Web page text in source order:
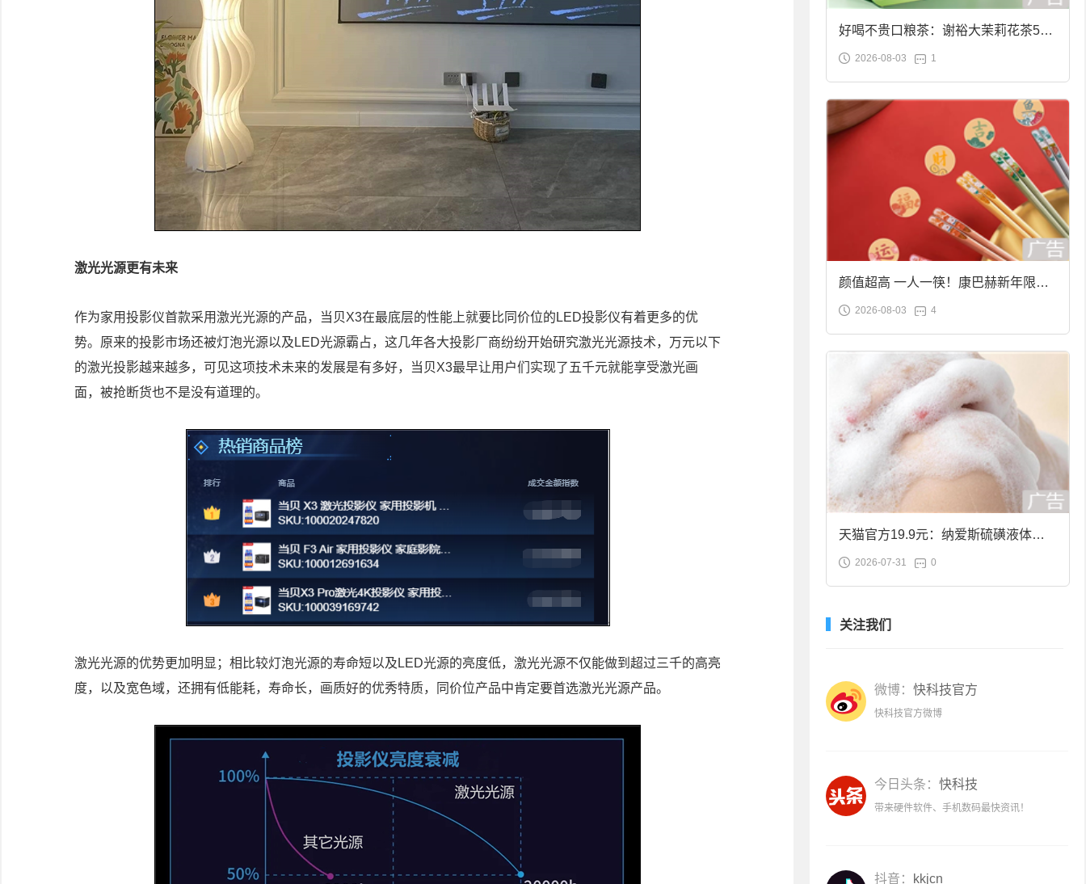
激光光源更有未来
作为家用投影仪首款采用激光光源的产品，当贝X3在最底层的性能上就要比同价位的LED投影仪有着更多的优
势。原来的投影市场还被灯泡光源以及LED光源霸占，这几年各大投影厂商纷纷开始研究激光光源技术，万元以下
的激光投影越来越多，可见这项技术未来的发展是有多好，当贝X3最早让用户们实现了五千元就能享受激光画
面，被抢断货也不是没有道理的。
激光光源的优势更加明显；相比较灯泡光源的寿命短以及LED光源的亮度低，激光光源不仅能做到超过三千的高亮
度，以及宽色域，还拥有低能耗，寿命长，画质好的优秀特质，同价位产品中肯定要首选激光光源产品。
好喝不贵口粮茶：谢裕大茉莉花茶50g
袋装9.9元到手
2026-08-03 1
颜值超高 一人一筷！康巴赫新年限定
合金筷子大促：19.9元
2026-08-03 4
天猫官方19.9元：纳爱斯硫磺液体香
皂2斤大促
2026-07-31 0
关注我们
微博： 快科技官方
快科技官方微博
今日头条： 快科技
带来硬件软件、手机数码最快资讯！
抖音： kkjcn